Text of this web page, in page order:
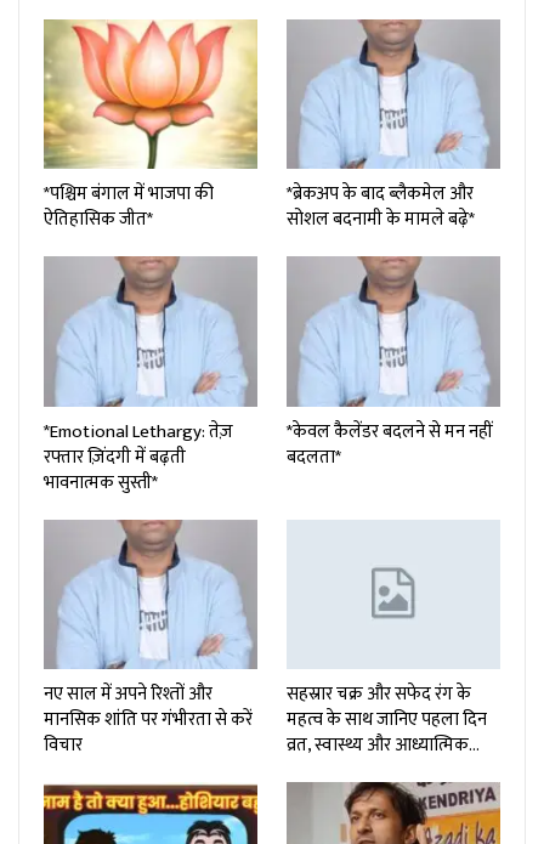
*पश्चिम बंगाल में भाजपा की
ऐतिहासिक जीत*
*ब्रेकअप के बाद ब्लैकमेल और
सोशल बदनामी के मामले बढ़े*
*Emotional Lethargy: तेज़
रफ्तार ज़िंदगी में बढ़ती
भावनात्मक सुस्ती*
*केवल कैलेंडर बदलने से मन नहीं
बदलता*
नए साल में अपने रिश्तों और
मानसिक शांति पर गंभीरता से करें
विचार
सहस्रार चक्र और सफेद रंग के
महत्व के साथ जानिए पहला दिन
व्रत, स्वास्थ्य और आध्यात्मिक…